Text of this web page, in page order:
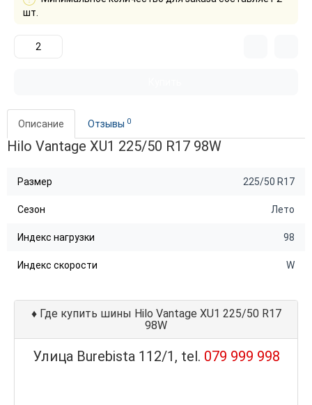
шт.
Описание Отзывы 0
Hilo Vantage XU1 225/50 R17 98W
Размер 225/50 R17
Сезон Лето
Индекс нагрузки 98
Индекс скорости W
♦Где купить шины Hilo Vantage XU1 225/50 R17
98W
Улица Burebista 112/1, tel. 079 999 998